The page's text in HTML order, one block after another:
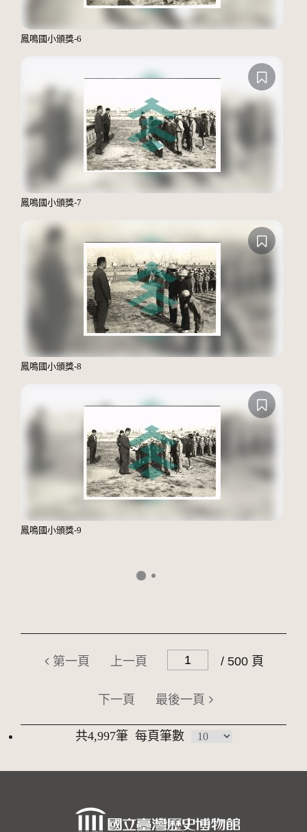
鳳鳴國小頒獎-6
鳳鳴國小頒獎-7
鳳鳴國小頒獎-8
鳳鳴國小頒獎-9
第一頁 上一頁 / 500 頁
下一頁 最後一頁
共4,997筆 每頁筆數